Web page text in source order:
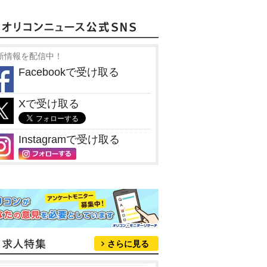
情報を配信中！
Facebookで受け取る
Xで受け取る
Instagramで受け取る
さらに見る